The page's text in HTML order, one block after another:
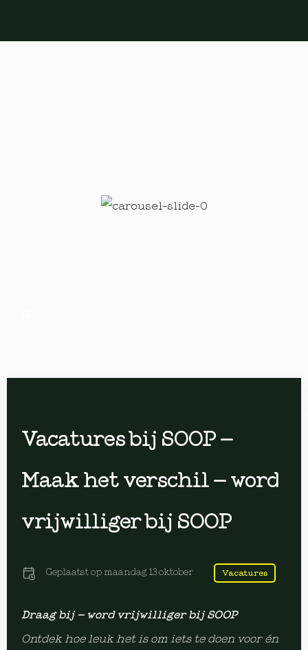
Vacatures bij SOOP –
Maak het verschil – word
vrijwilliger bij SOOP
Geplaatst op maandag 13 oktober Vacatures
Draag bij – word vrijwilliger bij SOOP
Ontdek hoe leuk het is om iets te doen voor én